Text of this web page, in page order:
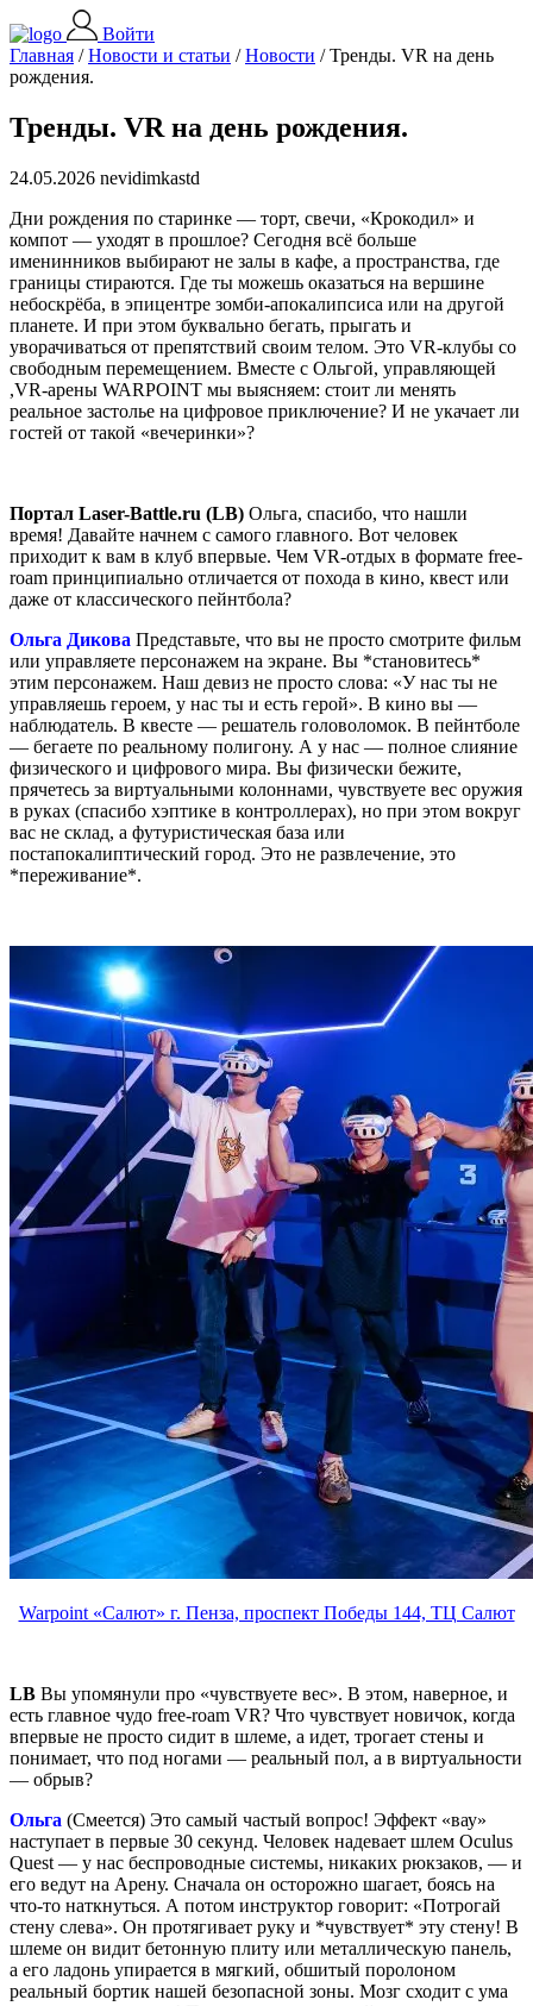
Войти
Главная /Новости и статьи /Новости /Тренды. VR на день
рождения.
Тренды. VR на день рождения.
24.05.2026 nevidimkastd
Дни рождения по старинке — торт, свечи, «Крокодил» и
компот — уходят в прошлое? Сегодня всё больше
именинников выбирают не залы в кафе, а пространства, где
границы стираются. Где ты можешь оказаться на вершине
небоскрёба, в эпицентре зомби-апокалипсиса или на другой
планете. И при этом буквально бегать, прыгать и
уворачиваться от препятствий своим телом. Это VR-клубы со
свободным перемещением. Вместе с Ольгой, управляющей
,VR-арены WARPOINT мы выясняем: стоит ли менять
реальное застолье на цифровое приключение? И не укачает ли
гостей от такой «вечеринки»?
Портал Laser-Battle.ru (LB) Ольга, спасибо, что нашли
время! Давайте начнем с самого главного. Вот человек
приходит к вам в клуб впервые. Чем VR-отдых в формате free-
roam принципиально отличается от похода в кино, квест или
даже от классического пейнтбола?
Ольга Дикова Представьте, что вы не просто смотрите фильм
или управляете персонажем на экране. Вы *становитесь*
этим персонажем. Наш девиз не просто слова: «У нас ты не
управляешь героем, у нас ты и есть герой». В кино вы —
наблюдатель. В квесте — решатель головоломок. В пейнтболе
— бегаете по реальному полигону. А у нас — полное слияние
физического и цифрового мира. Вы физически бежите,
прячетесь за виртуальными колоннами, чувствуете вес оружия
в руках (спасибо хэптике в контроллерах), но при этом вокруг
вас не склад, а футуристическая база или
постапокалиптический город. Это не развлечение, это
*переживание*.
Warpoint «Салют» г. Пенза, проспект Победы 144, ТЦ Салют
LB Вы упомянули про «чувствуете вес». В этом, наверное, и
есть главное чудо free-roam VR? Что чувствует новичок, когда
впервые не просто сидит в шлеме, а идет, трогает стены и
понимает, что под ногами — реальный пол, а в виртуальности
— обрыв?
Ольга (Смеется) Это самый частый вопрос! Эффект «вау»
наступает в первые 30 секунд. Человек надевает шлем Oculus
Quest — у нас беспроводные системы, никаких рюкзаков, — и
его ведут на Арену. Сначала он осторожно шагает, боясь на
что-то наткнуться. А потом инструктор говорит: «Потрогай
стену слева». Он протягивает руку и *чувствует* эту стену! В
шлеме он видит бетонную плиту или металлическую панель,
а его ладонь упирается в мягкий, обшитый поролоном
реальный бортик нашей безопасной зоны. Мозг сходит с ума